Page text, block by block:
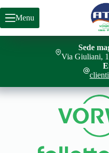
contenuto
Menu
Sede
Via Giuliani,